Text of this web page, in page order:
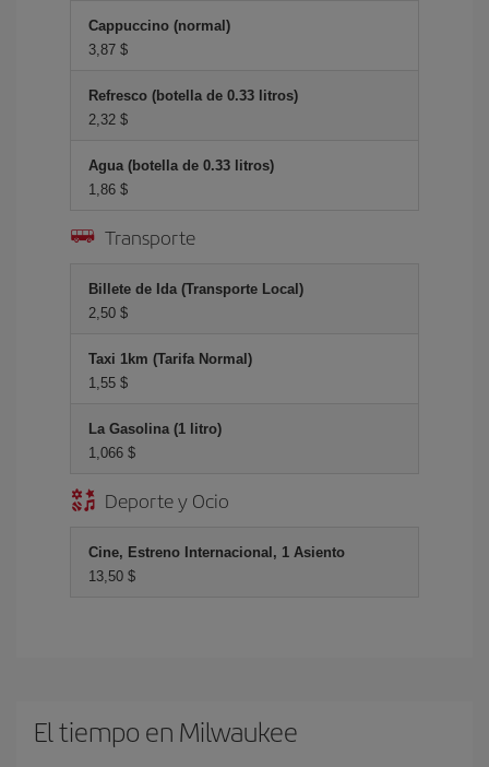
Cappuccino (normal)
3,87 $
Refresco (botella de 0.33 litros)
2,32 $
Agua (botella de 0.33 litros)
1,86 $
Transporte
Billete de Ida (Transporte Local)
2,50 $
Taxi 1km (Tarifa Normal)
1,55 $
La Gasolina (1 litro)
1,066 $
Deporte y Ocio
Cine, Estreno Internacional, 1 Asiento
13,50 $
El tiempo en Milwaukee